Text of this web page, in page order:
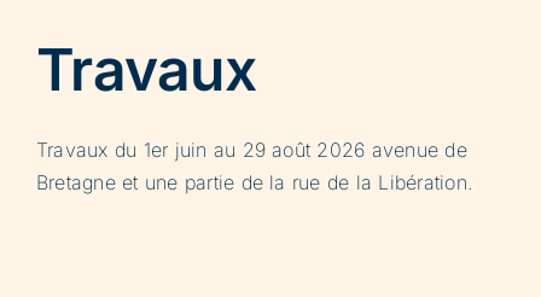
Travaux
Travaux du 1er juin au 29 août 2026 avenue de
Bretagne et une partie de la rue de la Libération.